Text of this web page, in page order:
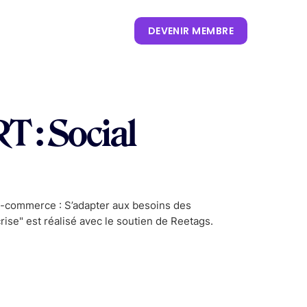
KEYNOTES
CES
VIVATECH
LIVRES BLANCS
OUVRAGES
HUB LANDSCAPE :
CARTOGRAPHIE DES
DEVENIR MEMBRE
: Social
: S’adapter aux besoins des
est réalisé avec le soutien de Reetags.